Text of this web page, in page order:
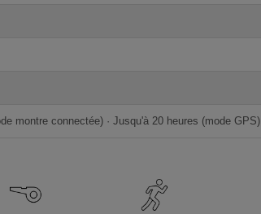
montre connectée) · Jusqu'à 20 heures (mode GPS)